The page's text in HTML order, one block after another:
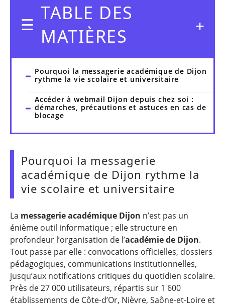
TABLE DES
MATIÈRES
Pourquoi la messagerie académique de Dijon
rythme la vie scolaire et universitaire
Accéder à webmail Dijon depuis chez soi :
démarches, précautions et astuces en cas de
blocage
Pourquoi la messagerie
académique de Dijon rythme la
vie scolaire et universitaire
La messagerie académique Dijon n’est pas un
énième outil informatique ; elle structure en
profondeur l’organisation de l’académie de Dijon.
Tout passe par elle : convocations officielles, dossiers
pédagogiques, communications institutionnelles,
jusqu’aux notifications critiques du quotidien scolaire.
Près de 27 000 utilisateurs, répartis sur 1 600
établissements de Côte-d’Or, Nièvre, Saône-et-Loire et